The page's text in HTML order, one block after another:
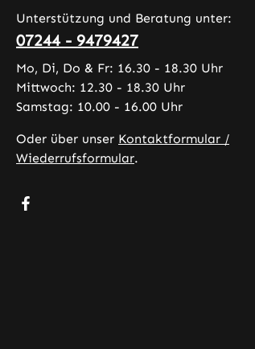
Unterstützung und Beratung unter:
07244 - 9479427
Mo, Di, Do & Fr: 16.30 - 18.30 Uhr
Mittwoch: 12.30 - 18.30 Uhr
Samstag: 10.00 - 16.00 Uhr
Oder über unser Kontaktformular /
Wiederrufsformular.
Besuche uns auf Facebook – öffnet in